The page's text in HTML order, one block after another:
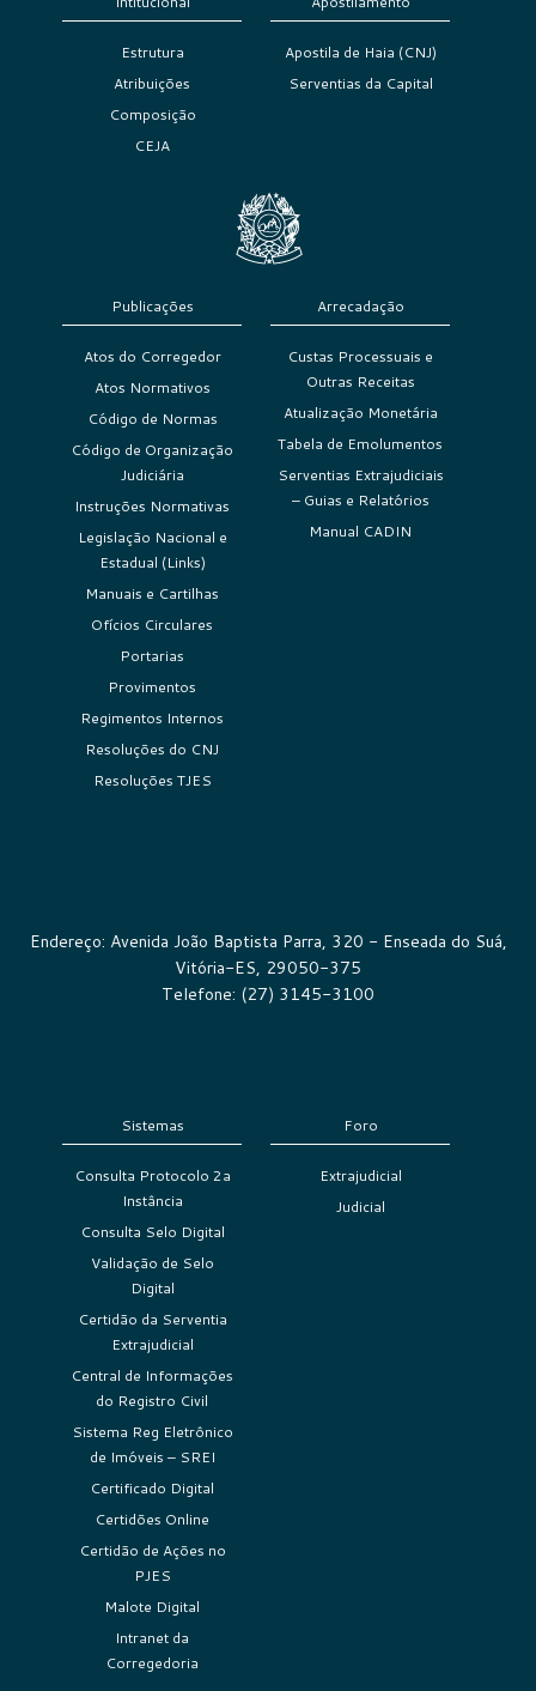
Estrutura
Atribuições
Composição
CEJA
Apostila de Haia (CNJ)
Serventias da Capital
Publicações
Atos do Corregedor
Atos Normativos
Código de Normas
Código de Organização
Judiciária
Instruções Normativas
Legislação Nacional e
Estadual (Links)
Manuais e Cartilhas
Ofícios Circulares
Portarias
Provimentos
Regimentos Internos
Resoluções do CNJ
Resoluções TJES
Arrecadação
Custas Processuais e
Outras Receitas
Atualização Monetária
Tabela de Emolumentos
Serventias Extrajudiciais
– Guias e Relatórios
Manual CADIN
Endereço: Avenida João Baptista Parra, 320 - Enseada do Suá,
Vitória-ES, 29050-375
Telefone: (27) 3145-3100
Sistemas
Consulta Protocolo 2a
Instância
Consulta Selo Digital
Validação de Selo
Digital
Certidão da Serventia
Extrajudicial
Central de Informações
do Registro Civil
Sistema Reg Eletrônico
de Imóveis – SREI
Certificado Digital
Certidões Online
Certidão de Ações no
PJES
Malote Digital
Intranet da
Corregedoria
Foro
Extrajudicial
Judicial